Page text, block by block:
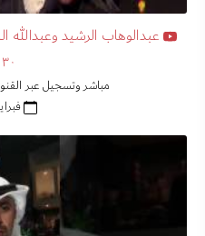
عبدالوهاب الرشيد
مباشر وتسجيل عبر
فبراير